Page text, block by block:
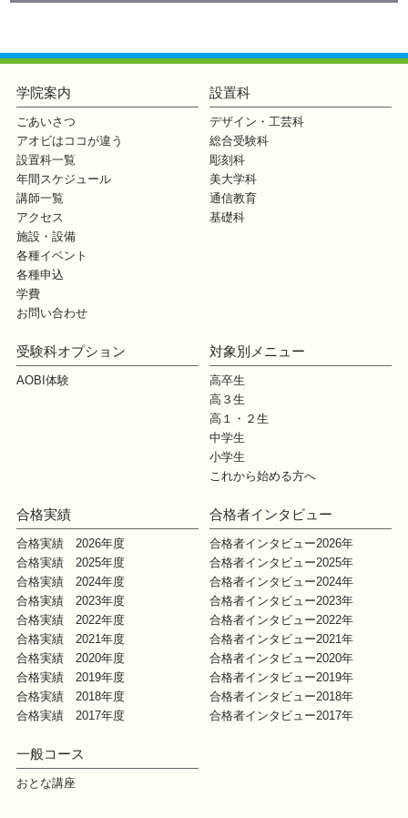
学院案内
ごあいさつ
アオビはココが違う
設置科一覧
年間スケジュール
講師一覧
アクセス
施設・設備
各種イベント
各種申込
学費
お問い合わせ
設置科
デザイン・工芸科
総合受験科
彫刻科
美大学科
通信教育
基礎科
受験科オプション
AOBI体験
対象別メニュー
高卒生
高３生
高１・２生
中学生
小学生
これから始める方へ
合格実績
合格実績 2026年度
合格実績 2025年度
合格実績 2024年度
合格実績 2023年度
合格実績 2022年度
合格実績 2021年度
合格実績 2020年度
合格実績 2019年度
合格実績 2018年度
合格実績 2017年度
合格者インタビュー
合格者インタビュー2026年
合格者インタビュー2025年
合格者インタビュー2024年
合格者インタビュー2023年
合格者インタビュー2022年
合格者インタビュー2021年
合格者インタビュー2020年
合格者インタビュー2019年
合格者インタビュー2018年
合格者インタビュー2017年
一般コース
おとな講座